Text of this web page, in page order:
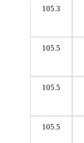
105.3
105.5
105.5
105.5